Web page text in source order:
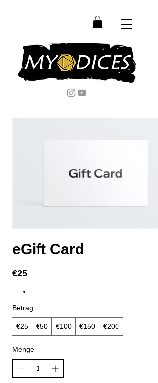
eGift Card
€25
Betrag
€25 €50 €100 €150 €200
Menge